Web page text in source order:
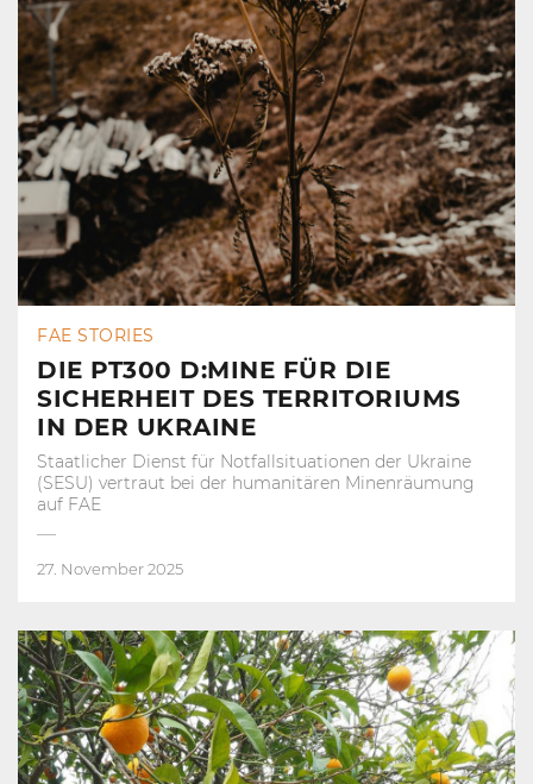
FAE STORIES
DIE PT300 D:MINE FÜR DIE
SICHERHEIT DES TERRITORIUMS
IN DER UKRAINE
Staatlicher Dienst für Notfallsituationen der Ukraine
(SESU) vertraut bei der humanitären Minenräumung
auf FAE
27. November 2025